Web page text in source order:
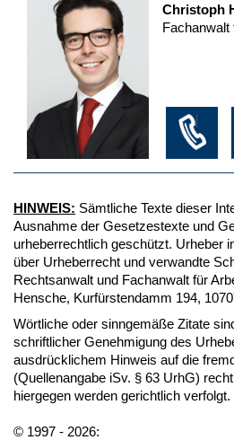
Christoph
Fachanwalt
HINWEIS: Sämtliche Texte dieser
Ausnahme der Gesetzestexte und
urheberrechtlich geschützt. Urheber
über Urheberrecht und verwandte
Rechtsanwalt und Fachanwalt für
Hensche, Kurfürstendamm 194,
Wörtliche oder sinngemäße Zitate
schriftlicher Genehmigung des
ausdrücklichem Hinweis auf die
(Quellenangabe iSv. § 63 UrhG)
hiergegen werden gerichtlich verfolgt.
© 1997 - 2026: